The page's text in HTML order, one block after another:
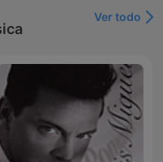
Ver todo